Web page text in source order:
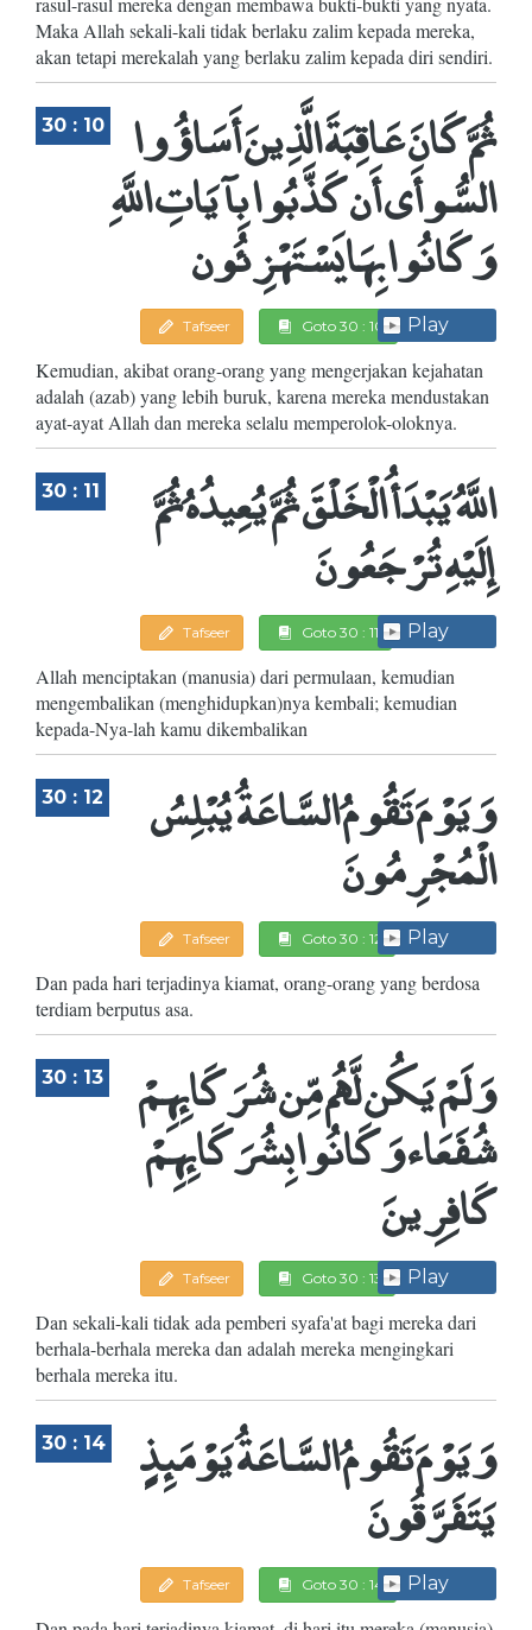
Maka Allah sekali-kali tidak berlaku zalim kepada mereka,
akan tetapi merekalah yang berlaku zalim kepada diri sendiri.
30 : 10 ثُمَّ كَانَ عَاقِبَةَ الَّذِينَ أَسَاؤُوا
السُّوأَى أَن كَذَّبُوا بِآيَاتِ اللَّهِ
وَكَانُوا بِهَا يَسْتَهْزِئُون
Tafseer Goto 30 : 10 Play
Kemudian, akibat orang-orang yang mengerjakan kejahatan
adalah (azab) yang lebih buruk, karena mereka mendustakan
ayat-ayat Allah dan mereka selalu memperolok-oloknya.
30 : 11 اللَّهُ يَبْدَأُ الْخَلْقَ ثُمَّ يُعِيدُهُ ثُمَّ
إِلَيْهِ تُرْجَعُونَ
Tafseer Goto 30 : 11 Play
Allah menciptakan (manusia) dari permulaan, kemudian
mengembalikan (menghidupkan)nya kembali; kemudian
kepada-Nya-lah kamu dikembalikan
30 : 12 وَيَوْمَ تَقُومُ السَّاعَةُ يُبْلِسُ
الْمُجْرِمُونَ
Tafseer Goto 30 : 12 Play
Dan pada hari terjadinya kiamat, orang-orang yang berdosa
terdiam berputus asa.
30 : 13 وَلَمْ يَكُن لَّهُم مِّن شُرَكَائِهِمْ
شُفَعَاء وَكَانُوا بِشُرَكَائِهِمْ
كَافِرِينَ
Tafseer Goto 30 : 13 Play
Dan sekali-kali tidak ada pemberi syafa'at bagi mereka dari
berhala-berhala mereka dan adalah mereka mengingkari
berhala mereka itu.
30 : 14 وَيَوْمَ تَقُومُ السَّاعَةُ يَوْمَئِذٍ
يَتَفَرَّقُونَ
Tafseer Goto 30 : 14 Play